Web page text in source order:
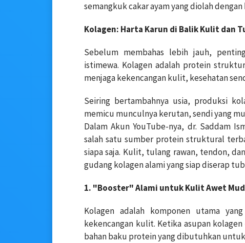
semangkuk cakar ayam yang diolah dengan
Kolagen: Harta Karun di Balik Kulit dan
Sebelum membahas lebih jauh,
istimewa. Kolagen adalah protein
menjaga kekencangan kulit, kesehatan
Seiring bertambahnya usia, produksi
memicu munculnya kerutan, sendi yang
Dalam Akun YouTube-nya, dr. Saddam
salah satu sumber protein struktural
siapa saja. Kulit, tulang rawan, tendon,
gudang kolagen alami yang siap diserap
1. "Booster" Alami untuk Kulit Awet
Kolagen adalah komponen utama
kekencangan kulit. Ketika asupan
bahan baku protein yang dibutuhkan